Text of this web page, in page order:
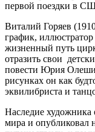
первой поездки в
Виталий Горяев
график,
жизненный путь
отразить свои
повести Юрия Олеши
рисунках он как
эквилибриста и
Наследие
мира и опубликовал